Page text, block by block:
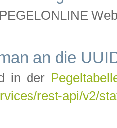
an die
in der
rest-api/v2/